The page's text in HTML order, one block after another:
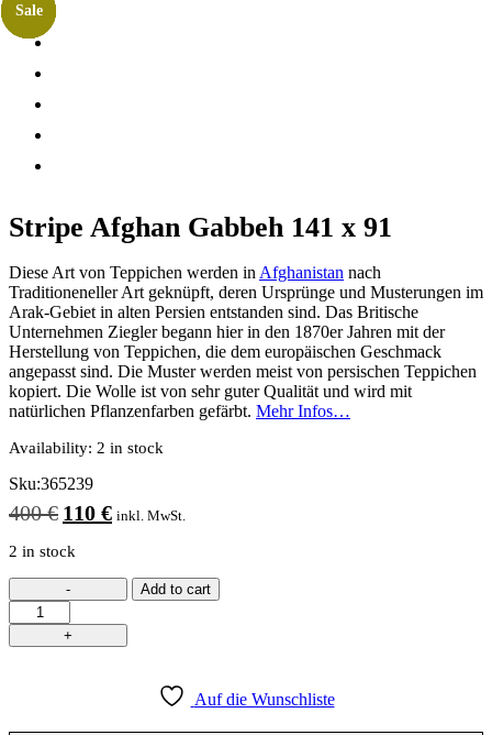
Sale
Stripe Afghan Gabbeh 141 x 91
Diese Art von Teppichen werden inAfghanistan nach
Traditioneneller Art geknüpft, deren Ursprünge und Musterungen im
Arak-Gebiet in alten Persien entstanden sind. Das Britische
Unternehmen Ziegler begann hier in den 1870er Jahren mit der
Herstellung von Teppichen, die dem europäischen Geschmack
angepasst sind. Die Muster werden meist von persischen Teppichen
kopiert. Die Wolle ist von sehr guter Qualität und wird mit
natürlichen Pflanzenfarben gefärbt. Mehr Infos…
Availability: 2 in stock
Sku:365239
400€ Original
price
was:
110 €Current
price
inkl. MwSt.
2 in stock
Add to cart
Auf die Wunschliste
Sale
Sale
Sale
Sale
Sale
Sale